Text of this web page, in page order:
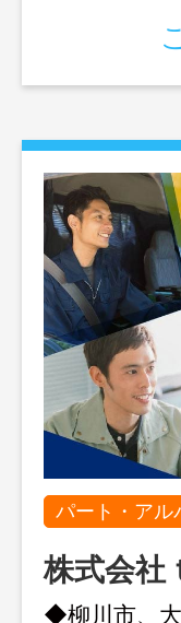
パート・アル
株式会社
◆柳川市、